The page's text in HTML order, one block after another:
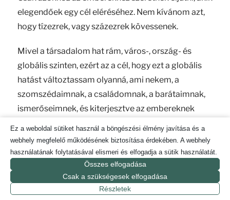
elegendőek egy cél eléréséhez. Nem kívánom azt,
hogy tízezrek, vagy százezrek kövessenek.
Mivel a társadalom hat rám, város-, ország- és
globális szinten, ezért az a cél, hogy ezt a globális
hatást változtassam olyanná, ami nekem, a
szomszédaimnak, a családomnak, a barátaimnak,
ismerőseimnek, és kiterjesztve az embereknek
Hány emberre szeretnél hatni?
Nehezen megfogalmazható, hogy ne hangozzék
bután. Mindenkire akarok hatni, aki a világon
Ez a weboldal sütiket használ a böngészési élmény javítása és a
webhely megfelelő működésének biztosítása érdekében. A webhely
használatának folytatásával elismeri és elfogadja a sütik használatát.
Összes elfogadása
Csak a szükségesek elfogadása
Részletek